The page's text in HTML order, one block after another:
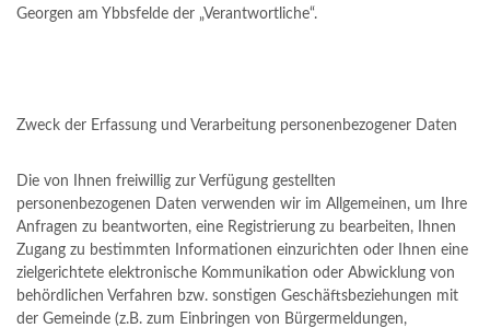
Georgen am Ybbsfelde der „Verantwortliche“.
Zweck der Erfassung und Verarbeitung personenbezogener Daten
Die von Ihnen freiwillig zur Verfügung gestellten
personenbezogenen Daten verwenden wir im Allgemeinen, um Ihre
Anfragen zu beantworten, eine Registrierung zu bearbeiten, Ihnen
Zugang zu bestimmten Informationen einzurichten oder Ihnen eine
zielgerichtete elektronische Kommunikation oder Abwicklung von
behördlichen Verfahren bzw. sonstigen Geschäftsbeziehungen mit
der Gemeinde (z.B. zum Einbringen von Bürgermeldungen,